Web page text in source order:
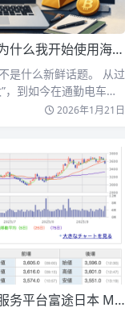
海外外汇经纪商？——以 Titan FX 为例
是什么新鲜话题。 从过
，到如今在通勤电车
2026年1月21日
途日本 Moomoo 介绍及开户